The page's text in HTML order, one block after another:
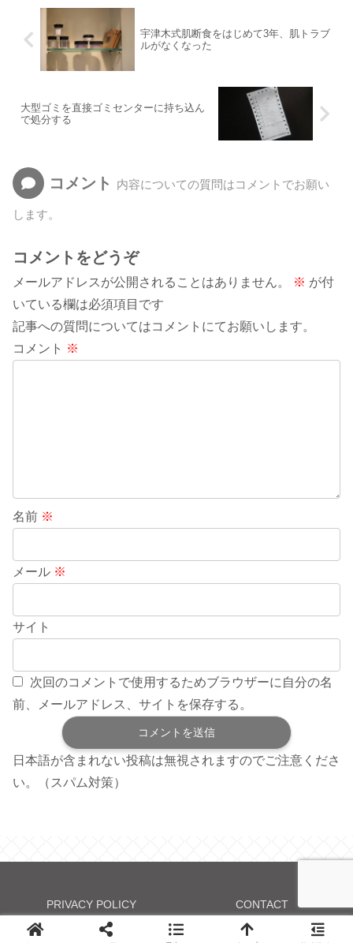
宇津木式肌断食をはじめて3年、肌トラブ
ルがなくなった
大型ゴミを直接ゴミセンターに持ち込ん
で処分する
コメント 内容についての質問はコメントでお願い
します。
コメントをどうぞ
メールアドレスが公開されることはありません。 ※ が付
いている欄は必須項目です
記事への質問についてはコメントにてお願いします。
コメント ※
名前 ※
メール ※
サイト
次回のコメントで使用するためブラウザーに自分の名
前、メールアドレス、サイトを保存する。
日本語が含まれない投稿は無視されますのでご注意くださ
い。（スパム対策）
PRIVACY POLICY CONTACT
© 2009-2026 おうちごと.